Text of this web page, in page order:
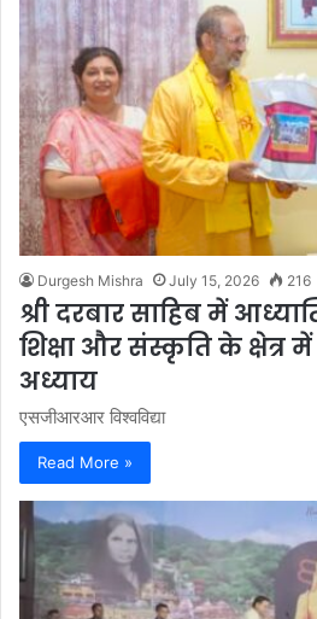
Durgesh Mishra July 15, 2026 216
श्री दरबार साहिब में
शिक्षा और संस्कृति के क्षेत्र
अध्याय
एसजीआरआर विश्वविद्या
Read More »